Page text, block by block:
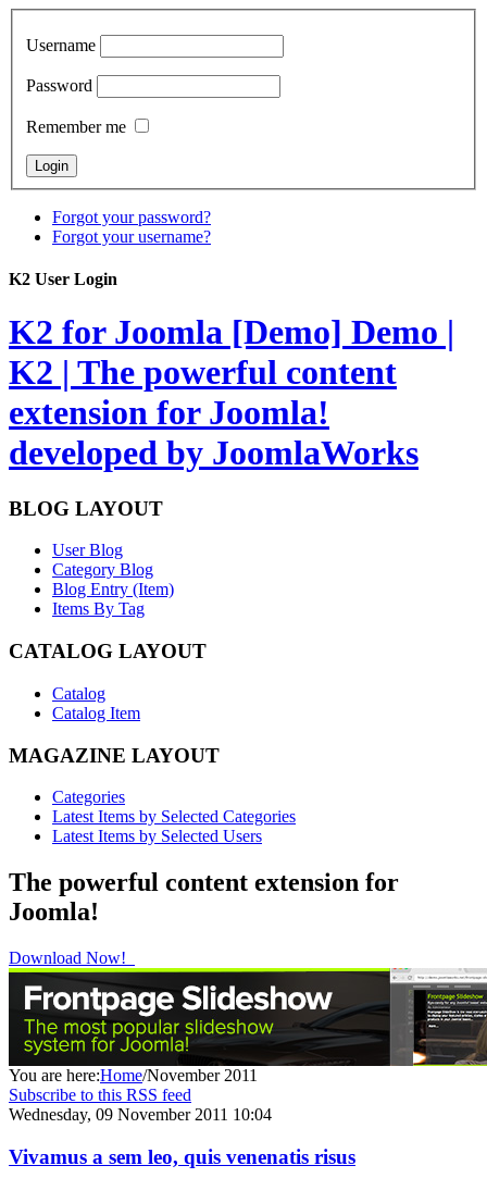
Username
Password
Remember me
Forgot your password?
Forgot your username?
K2 User Login
K2 for Joomla [Demo] Demo |
K2 | The powerful content
extension for Joomla!
developed by JoomlaWorks
BLOG LAYOUT
User Blog
Category Blog
Blog Entry (Item)
Items By Tag
CATALOG LAYOUT
Catalog
Catalog Item
MAGAZINE LAYOUT
Categories
Latest Items by Selected Categories
Latest Items by Selected Users
The powerful content extension for
Joomla!
Download Now!
You are here:Home/November 2011
Subscribe to this RSS feed
Wednesday, 09 November 2011 10:04
Vivamus a sem leo, quis venenatis risus